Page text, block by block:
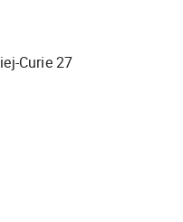
Curie 27